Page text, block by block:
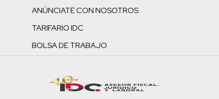
ANÚNCIATE CON NOSOTROS
TARIFARIO IDC
BOLSA DE TRABAJO